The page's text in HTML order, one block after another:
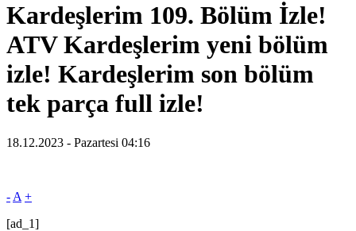
Kardeşlerim 109. Bölüm İzle!
ATV Kardeşlerim yeni bölüm
izle! Kardeşlerim son bölüm
tek parça full izle!
18.12.2023 - Pazartesi 04:16
- A +
[ad_1]